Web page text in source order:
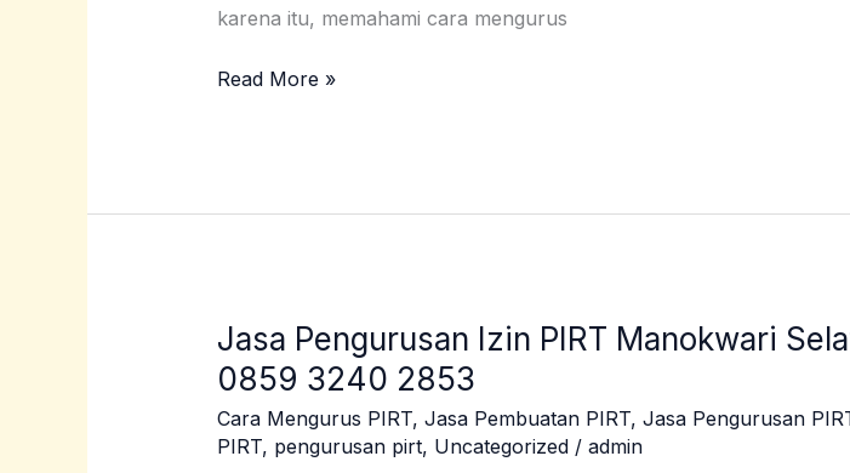
karena itu, memahami cara mengurus
Read More »
Jasa Pengurusan Izin PIRT Manokwari
0859 3240 2853
Cara Mengurus PIRT, Jasa Pembuatan PIRT, Jasa Pengurusan
PIRT, pengurusan pirt, Uncategorized/ admin
Jasa
Pengurusan
Izin
PIRT
Manokwari